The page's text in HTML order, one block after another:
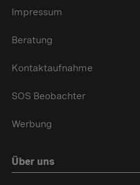
Impressum
Beratung
Kontaktaufnahme
SOS Beobachter
Werbung
Über uns